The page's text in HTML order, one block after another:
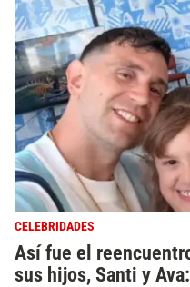
CELEBRIDADES
Así fue el
sus hijos, Santi y